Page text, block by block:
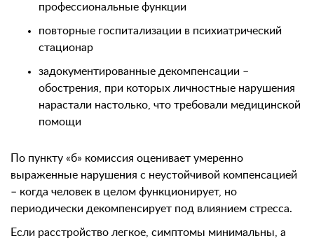
профессиональные функции
повторные госпитализации в психиатрический
стационар
задокументированные декомпенсации –
обострения, при которых личностные нарушения
нарастали настолько, что требовали медицинской
помощи
По пункту «б» комиссия оценивает умеренно
выраженные нарушения с неустойчивой компенсацией
– когда человек в целом функционирует, но
периодически декомпенсирует под влиянием стресса.
Если расстройство легкое, симптомы минимальны, а